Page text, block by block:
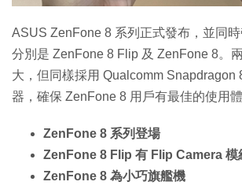
ASUS ZenFone 8 系列正式發布，並同時
分別是 ZenFone 8 Flip 及 ZenFone 8。
大，但同樣採用 Qualcomm Snapdragon
器，確保 ZenFone 8 用戶有最佳的使用體
ZenFone 8 系列登場
ZenFone 8 Flip 有 Flip Camera 模
ZenFone 8 為小巧旗艦機